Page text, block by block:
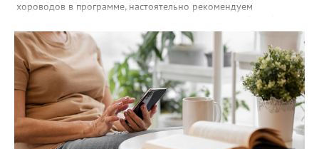
хороводов в программе, настоятельно рекомендуем
(четверг) и 11 (вторник) августа в 18:00 на той же площади, -
сообщают организаторы. И добавляют: - Репетиции состоятся в
любую погоду! Если не на открытом воздухе, то в большом
зале на 5-ом этаже». Праздники для детей и взрослых в этом
году будут объединены общим названием «Златоустовский
народ, вставай в единый хоровод!».